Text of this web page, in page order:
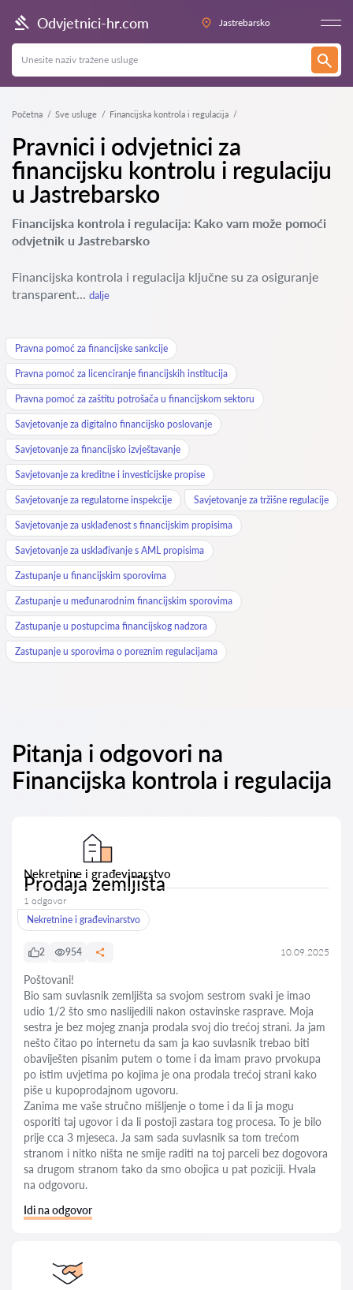
Odvjetnici-hr.com Jastrebarsko
Početna Sve usluge Financijska kontrola i regulacija
Pravnici i odvjetnici za
financijsku kontrolu i regulaciju
u Jastrebarsko
Financijska kontrola i regulacija: Kako vam može pomoći
odvjetnik u Jastrebarsko
Financijska kontrola i regulacija ključne su za osiguranje
transparent... dalje
Pravna pomoć za financijske sankcije
Pravna pomoć za licenciranje financijskih institucija
Pravna pomoć za zaštitu potrošača u financijskom sektoru
Savjetovanje za digitalno financijsko poslovanje
Savjetovanje za financijsko izvještavanje
Savjetovanje za kreditne i investicijske propise
Savjetovanje za regulatorne inspekcije Savjetovanje za tržišne regulacije
Savjetovanje za usklađenost s financijskim propisima
Savjetovanje za usklađivanje s AML propisima
Zastupanje u financijskim sporovima
Zastupanje u međunarodnim financijskim sporovima
Zastupanje u postupcima financijskog nadzora
Zastupanje u sporovima o poreznim regulacijama
Pitanja i odgovori na
Financijska kontrola i regulacija
Nekretnine i građevinarstvo
Prodaja zemljišta
1 odgovor
Nekretnine i građevinarstvo
2 954 10.09.2025
Poštovani!
Bio sam suvlasnik zemljišta sa svojom sestrom svaki je imao
udio 1/2 što smo naslijedili nakon ostavinske rasprave. Moja
sestra je bez mojeg znanja prodala svoj dio trećoj strani. Ja jam
nešto čitao po internetu da sam ja kao suvlasnik trebao biti
obaviješten pisanim putem o tome i da imam pravo prvokupa
po istim uvjetima po kojima je ona prodala trećoj strani kako
piše u kupoprodajnom ugovoru.
Zanima me vaše stručno mišljenje o tome i da li ja mogu
osporiti taj ugovor i da li postoji zastara tog procesa. To je bilo
prije cca 3 mjeseca. Ja sam sada suvlasnik sa tom trećom
stranom i nitko ništa ne smije raditi na toj parceli bez dogovora
sa drugom stranom tako da smo obojica u pat poziciji. Hvala
na odgovoru.
Idi na odgovor